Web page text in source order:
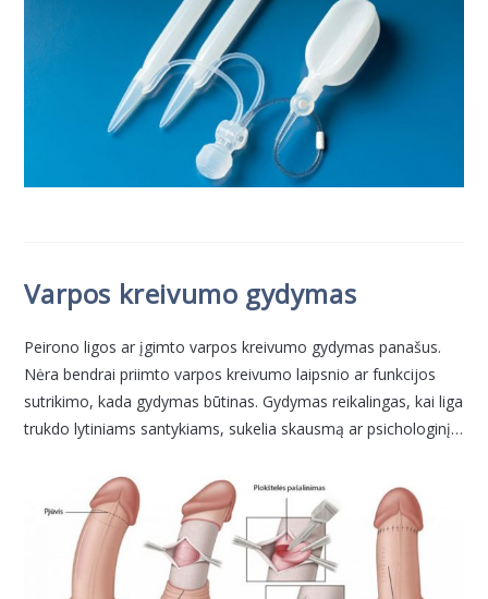
Varpos kreivumo gydymas
Peirono ligos ar įgimto varpos kreivumo gydymas panašus.
Nėra bendrai priimto varpos kreivumo laipsnio ar funkcijos
sutrikimo, kada gydymas būtinas. Gydymas reikalingas, kai liga
trukdo lytiniams santykiams, sukelia skausmą ar psichologinį…